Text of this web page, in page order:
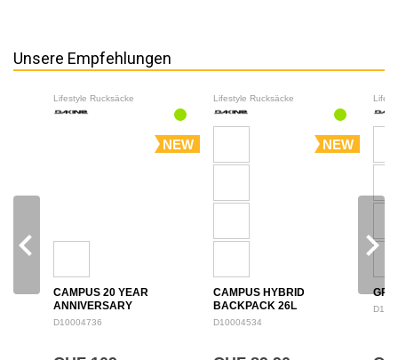
Unsere Empfehlungen
Lifestyle Rucksäcke
NEW
CAMPUS 20 YEAR
ANNIVERSARY
BACKPACK 28L
D10004736
Lifestyle Rucksäcke
NEW
CAMPUS HYBRID
BACKPACK 26L
D10004534
navigate_before navigate_next